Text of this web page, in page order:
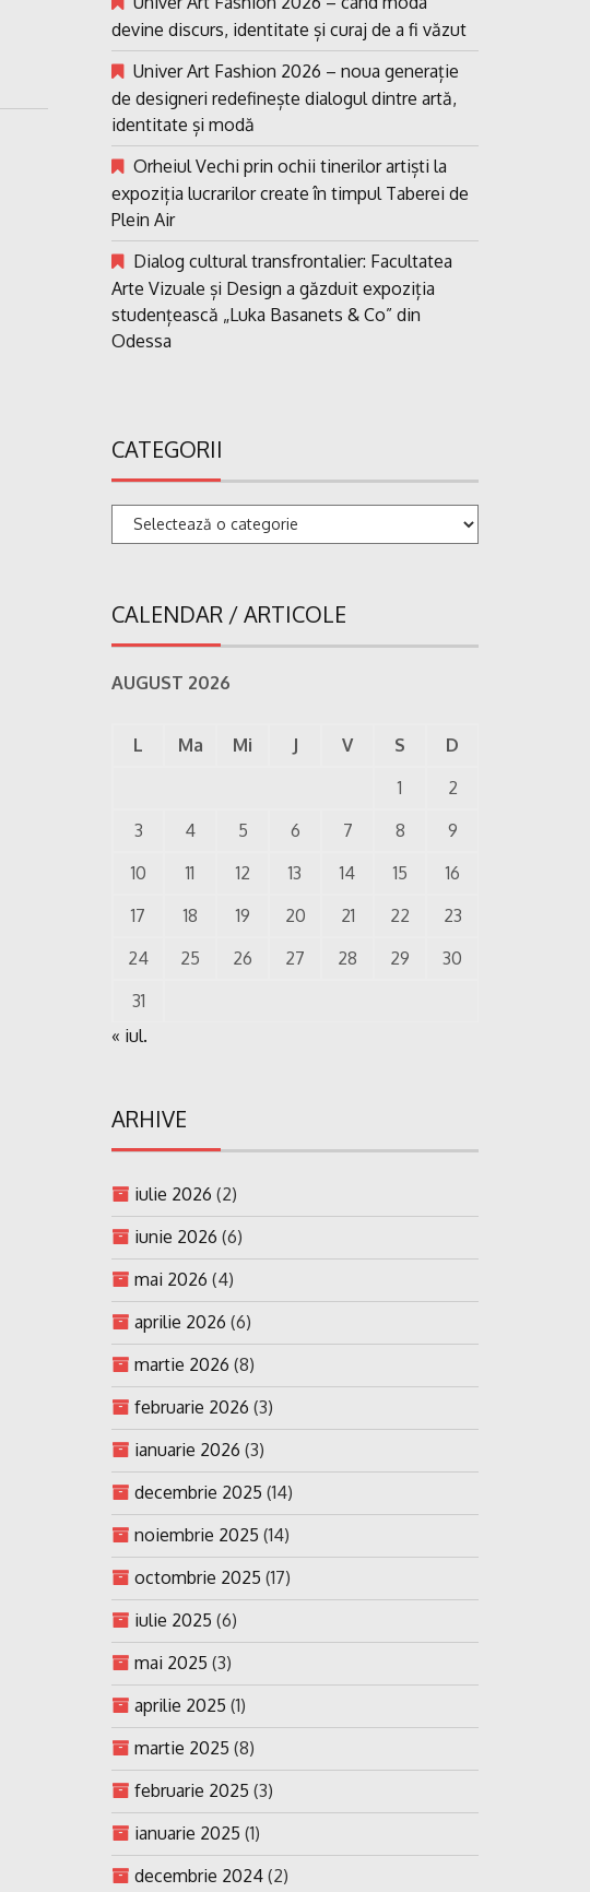
devine discurs, identitate și curaj de a fi văzut
Univer Art Fashion 2026 – noua generație
de designeri redefinește dialogul dintre artă,
identitate și modă
Orheiul Vechi prin ochii tinerilor artiști la
expoziția lucrarilor create în timpul Taberei de
Plein Air
Dialog cultural transfrontalier: Facultatea
Arte Vizuale și Design a găzduit expoziția
studențească „Luka Basanets & Co” din
Odessa
CATEGORII
Categorii
CALENDAR / ARTICOLE
AUGUST 2026
L Ma Mi J V S
D
1
2
3
4 5 6 7 8
9
10
11 12 13 14 15
16
17
18 19 20 21 22
23
24
25 26 27 28 29
30
31
« iul.
ARHIVE
iulie 2026 (2)
iunie 2026 (6)
mai 2026 (4)
aprilie 2026 (6)
martie 2026 (8)
februarie 2026 (3)
ianuarie 2026 (3)
decembrie 2025 (14)
noiembrie 2025 (14)
octombrie 2025 (17)
iulie 2025 (6)
mai 2025 (3)
aprilie 2025 (1)
martie 2025 (8)
februarie 2025 (3)
ianuarie 2025 (1)
decembrie 2024 (2)